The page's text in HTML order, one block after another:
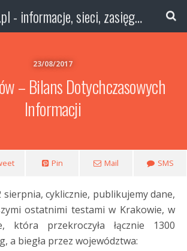
gsm.biz.pl - informacje, sieci, zasięg technologie
23/08/2017
– Bilans Dotychczasowych
Informacji
Pin Mail SMS
sierpnia, cyklicznie, publikujemy dane,
ostatnimi testami w Krakowie, w
przekroczyła łącznie 1300
a biegła przez województwa: